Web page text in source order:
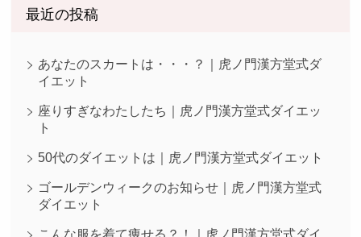
最近の投稿
あなたのスカートは・・・？｜虎ノ門漢方堂式ダ
イエット
座りすぎなわたしたち｜虎ノ門漢方堂式ダイエッ
ト
50代のダイエットは｜虎ノ門漢方堂式ダイエット
ゴールデンウィークのお知らせ｜虎ノ門漢方堂式
ダイエット